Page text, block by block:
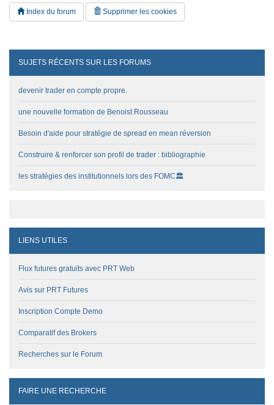
Index du forum Supprimer les cookies
SUJETS RÉCENTS SUR LES FORUMS
devenir trader en compte propre.
une nouvelle formation de Benoist Rousseau
Besoin d'aide pour stratégie de spread en mean réversion
Construire & renforcer son profil de trader : bibliographie
les stratégies des institutionnels lors des FOMC🏛️
LIENS UTILES
Flux futures gratuits avec PRT Web
Avis sur PRT Futures
Inscription Compte Demo
Comparatif des Brokers
Recherches sur le Forum
FAIRE UNE RECHERCHE